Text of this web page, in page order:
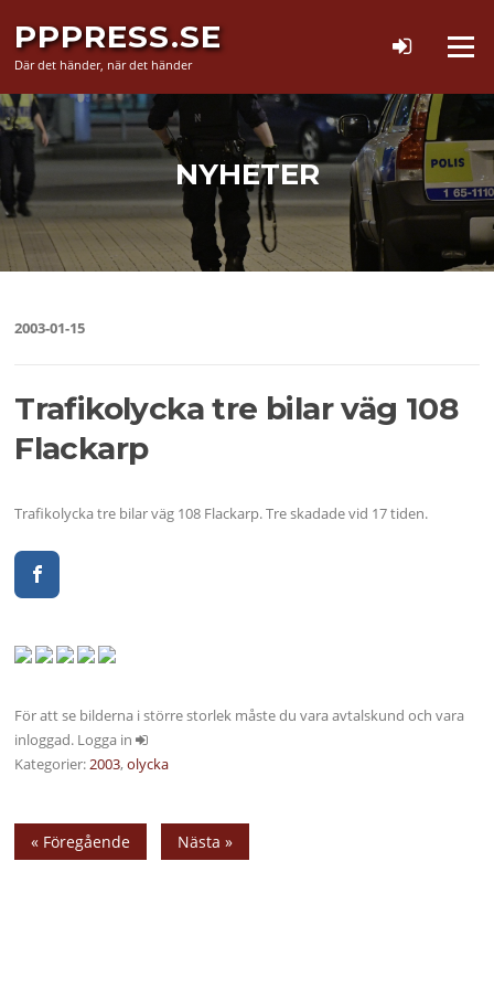
innehåll
PPPRESS.SE
Där det händer, när det händer
Meny
NYHETER
2003-01-15
Trafikolycka tre bilar väg 108
Flackarp
Trafikolycka tre bilar väg 108 Flackarp. Tre skadade vid 17 tiden.
För att se bilderna i större storlek måste du vara avtalskund och vara
inloggad. Logga in
Kategorier:2003,olycka
« Föregående Nästa »